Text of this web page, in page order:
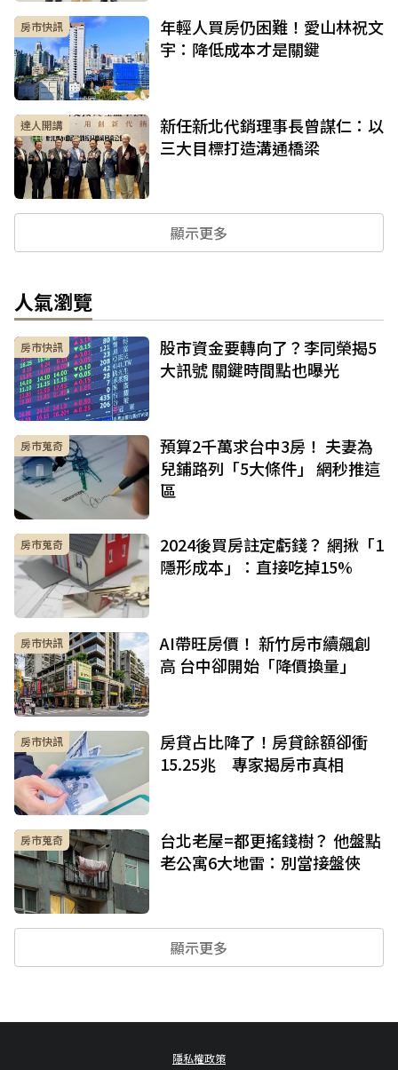
房市快訊
年輕人買房仍困難！愛山林祝文
宇：降低成本才是關鍵
達人開講
新任新北代銷理事長曾謀仁：以
三大目標打造溝通橋梁
顯示更多
人氣瀏覽
房市快訊
股市資金要轉向了？李同榮揭5
大訊號 關鍵時間點也曝光
房市蒐奇
預算2千萬求台中3房！ 夫妻為
兒鋪路列「5大條件」 網秒推這
區
房市蒐奇
2024後買房註定虧錢？ 網揪「1
隱形成本」：直接吃掉15%
房市快訊
AI帶旺房價！ 新竹房市續飆創
高 台中卻開始「降價換量」
房市快訊
房貸占比降了！房貸餘額卻衝
15.25兆 專家揭房市真相
房市蒐奇
台北老屋=都更搖錢樹？ 他盤點
老公寓6大地雷：別當接盤俠
顯示更多
隱私權政策